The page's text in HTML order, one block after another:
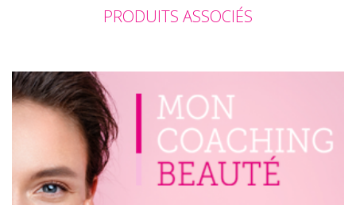
PRODUITS ASSOCIÉS